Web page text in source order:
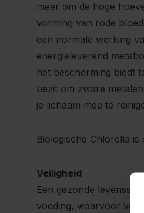
meer om de hoge
vorming van rode
een normale werking
energieleverend
het bescherming biedt
bezit om zware
je lichaam mee te
Biologische Chlorella
Veiligheid
Een gezonde
voeding, waarvoor